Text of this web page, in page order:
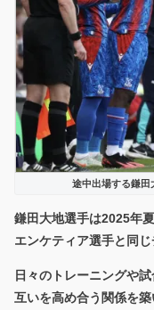
途中出場する鎌田
鎌田大地選手は2025年
エンケティア選手と同じ
日々のトレーニングや試
互いを高め合う関係を築